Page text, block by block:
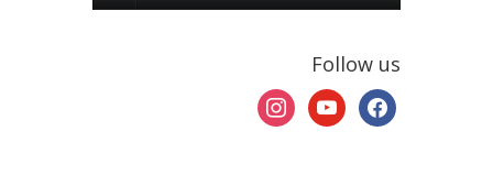
Follow us
facebook
youtube
instagram